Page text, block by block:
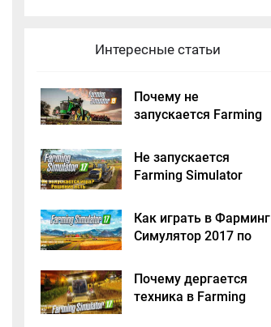
Интересные статьи
Почему не
запускается Farming
решение
Не запускается
Farming Simulator
Как играть в Фарминг
Симулятор 2017 по
Почему дергается
техника в Farming